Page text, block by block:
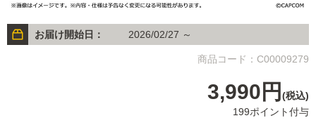
お届け開始日： 2026/02/27 ～
商品コード：C00009279
3,990円 (税込)
199ポイント付与